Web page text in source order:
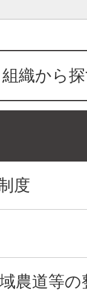
組織から
度
農道等の